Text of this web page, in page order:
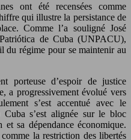
ont été recensées comme
qui illustre la persistance de
Comme l’a souligné José
de Cuba (UNPACU),
du régime pour se maintenir au
porteuse d’espoir de justice
a progressivement évolué vers
s’est accentué avec le
s’est alignée sur le bloc
sa dépendance économique.
la restriction des libertés